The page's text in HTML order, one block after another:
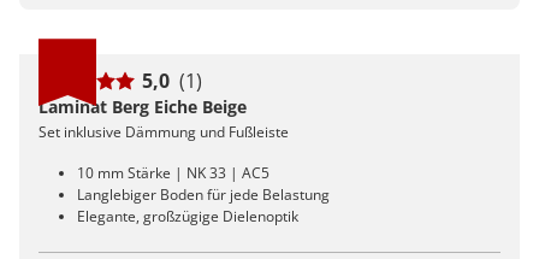
5,0 (1)
Laminat Berg Eiche Beige
Set inklusive Dämmung und Fußleiste
10 mm Stärke | NK 33 | AC5
Langlebiger Boden für jede Belastung
Elegante, großzügige Dielenoptik